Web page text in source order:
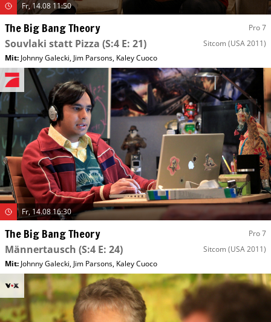
Fr, 14.08 11:50
The Big Bang Theory Pro 7
Souvlaki statt Pizza (S:4 E: 21) Sitcom (USA 2011)
Mit: Johnny Galecki, Jim Parsons, Kaley Cuoco
Fr, 14.08 16:30
The Big Bang Theory Pro 7
Männertausch (S:4 E: 24) Sitcom (USA 2011)
Mit: Johnny Galecki, Jim Parsons, Kaley Cuoco